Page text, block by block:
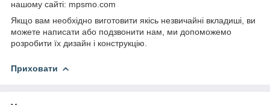
нашому сайті: mpsmo.com
Якщо вам необхідно виготовити якісь незвичайні вкладиші, ви
можете написати або подзвонити нам, ми допоможемо
розробити їх дизайн і конструкцію.
Приховати